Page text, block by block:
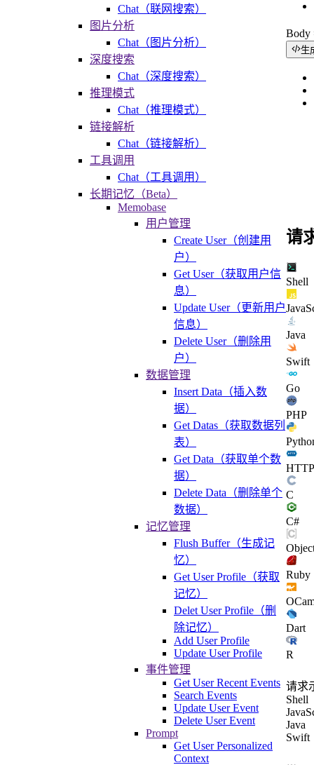
Chat（联网搜索）
图片分析
Chat（图片分析）
深度搜索
Chat（深度搜索）
推理模式
Chat（推理模式）
链接解析
Chat（链接解析）
工具调用
Chat（工具调用）
长期记忆（Beta）
Memobase
用户管理
Create User（创建用
户）
Get User（获取用户信
息）
Update User（更新用户
信息）
Delete User（删除用
户）
数据管理
Insert Data（插入数
据）
Get Datas（获取数据列
表）
Get Data（获取单个数
据）
Delete Data（删除单个
数据）
记忆管理
Flush Buffer（生成记
忆）
Get User Profile（获取
记忆）
Delet User Profile（删
除记忆）
Add User Profile
Update User Profile
事件管理
Get User Recent Events
Search Events
Update User Event
Delete User Event
Prompt
Get User Personalized
Context
Body
生
请
Shell
Java
Swift
Go
PHP
HTTP
C
C#
Ruby
Dart
R
请求
Shell
Java
Swift